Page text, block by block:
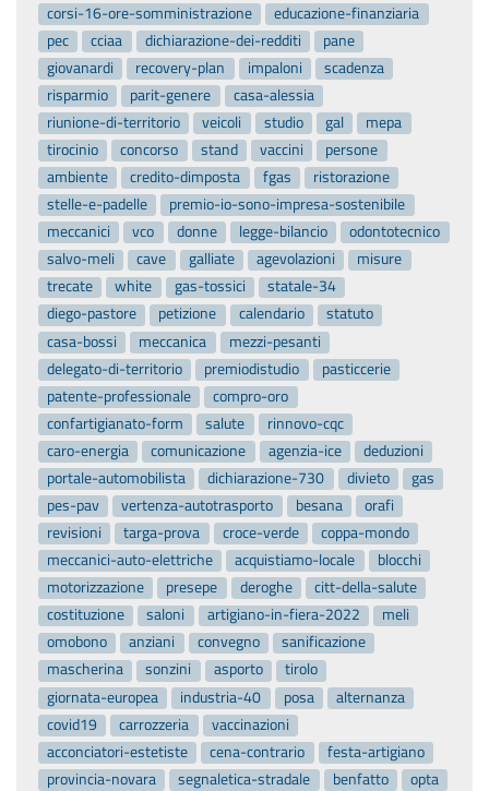
corsi-16-ore-somministrazione
educazione-finanziaria
pec
cciaa dichiarazione-dei-redditi
pane
giovanardi
recovery-plan impaloni
scadenza
risparmio
parit-genere
casa-alessia
riunione-di-territorio
veicoli studio gal
mepa
tirocinio
concorso stand vaccini
persone
ambiente
credito-dimposta fgas
ristorazione
stelle-e-padelle
premio-io-sono-impresa-sostenibile
meccanici
vco donne legge-bilancio
odontotecnico
salvo-meli
cave galliate agevolazioni
misure
trecate
white gas-tossici
statale-34
diego-pastore
petizione calendario
statuto
casa-bossi
meccanica
mezzi-pesanti
delegato-di-territorio
premiodistudio
pasticcerie
patente-professionale
compro-oro
confartigianato-form
salute
rinnovo-cqc
caro-energia
comunicazione agenzia-ice
deduzioni
portale-automobilista
dichiarazione-730 divieto
gas
pes-pav
vertenza-autotrasporto besana
orafi
revisioni
targa-prova croce-verde
coppa-mondo
meccanici-auto-elettriche
acquistiamo-locale
blocchi
motorizzazione
presepe deroghe
citt-della-salute
costituzione
saloni artigiano-in-fiera-2022
meli
omobono
anziani convegno
sanificazione
mascherina
sonzini asporto
tirolo
giornata-europea
industria-40 posa
alternanza
covid19
carrozzeria
vaccinazioni
acconciatori-estetiste
cena-contrario
festa-artigiano
provincia-novara
segnaletica-stradale benfatto
opta